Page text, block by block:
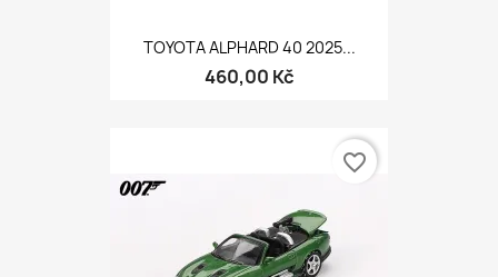
TOYOTA ALPHARD 40 2025...
460,00 Kč
favorite_border